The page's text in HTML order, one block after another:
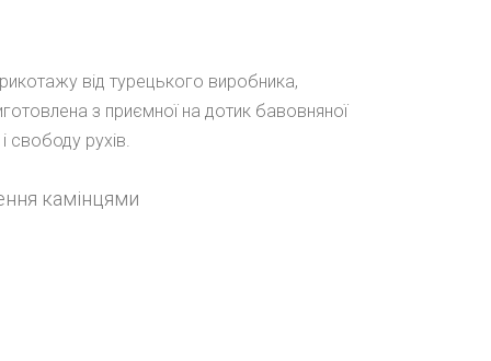
від турецького виробника,
з приємної на дотик бавовняної
свободу рухів.
камінцями